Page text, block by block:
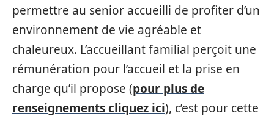
permettre au senior accueilli de profiter d’un
environnement de vie agréable et
chaleureux. L’accueillant familial perçoit une
rémunération pour l’accueil et la prise en
charge qu’il propose (pour plus de
renseignements cliquez ici), c’est pour cette